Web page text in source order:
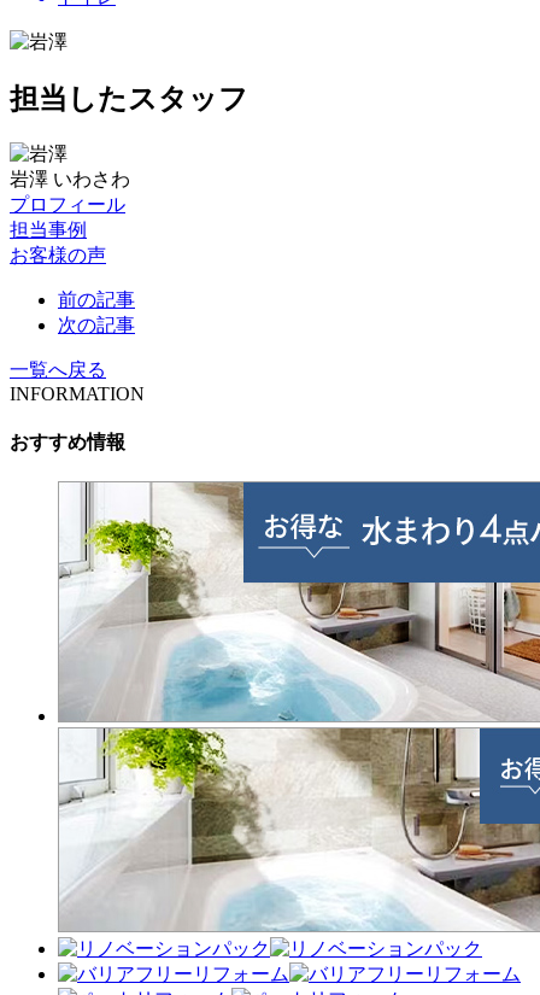
担当したスタッフ
岩澤 いわさわ
プロフィール
担当事例
お客様の声
前の記事
次の記事
一覧へ戻る
INFORMATION
おすすめ情報